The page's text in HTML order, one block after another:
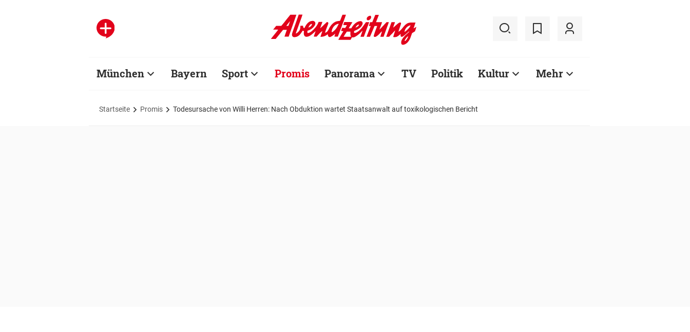
München Bayern Sport Promis Panorama TV Politik Kultur Mehr
Startseite Promis Todesursache von Willi Herren: Nach Obduktion wartet Staatsanwalt auf toxikologischen Bericht